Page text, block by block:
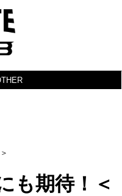
も期待！＜